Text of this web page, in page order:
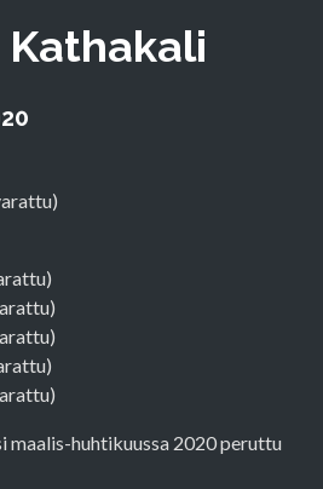
Kathakali
maalis-huhtikuussa 2020 peruttu